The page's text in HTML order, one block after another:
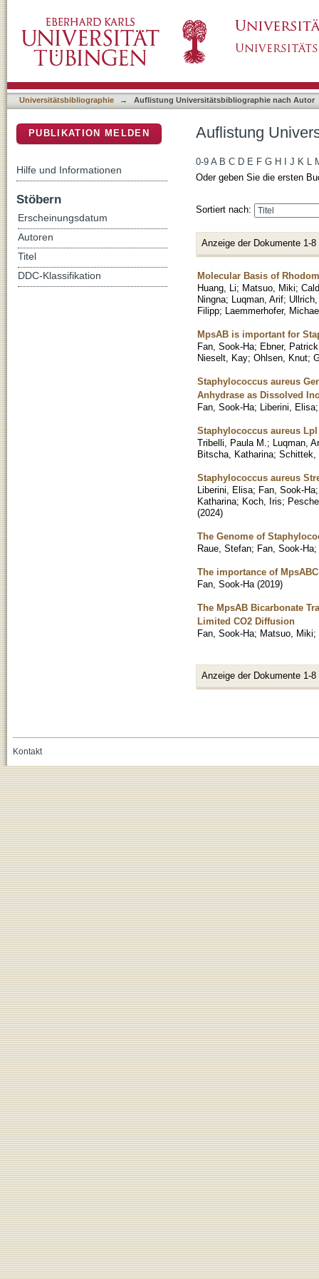
Universitätsbibliographie → Auflistung Universitätsbibliographie nach Autor
Auflistung
0-9 A B C D E F G H J K L
Oder geben Sie die ersten
Sortiert nach:
Anzeige der Dokumente 1-8
Molecular Basis of
Huang, Li; Matsuo, Miki;
Ningna; Luqman, Arif;
Filipp; Laemmerhofer,
MpsAB is important for
Fan, Sook-Ha; Ebner, Patrick
Nieselt, Kay; Ohlsen, Knut;
Staphylococcus aureus
Anhydrase as Dissolved
Fan, Sook-Ha; Liberini, Elisa
Staphylococcus aureus
Tribelli, Paula M. ; Luqman,
Bitscha, Katharina; Schittek,
Staphylococcus aureus
Liberini, Elisa; Fan, Sook-Ha
Katharina; Koch, Iris;
(2024)
The Genome of
Raue, Stefan; Fan, Sook-Ha;
The importance of
Fan, Sook-Ha (2019)
The MpsAB Bicarbonate
Limited CO2 Diffusion
Fan, Sook-Ha; Matsuo, Miki;
Anzeige der Dokumente 1-8
PUBLIKATION MELDEN
Hilfe und Informationen
Stöbern
Erscheinungsdatum
Autoren
Titel
DDC-Klassifikation
Kontakt